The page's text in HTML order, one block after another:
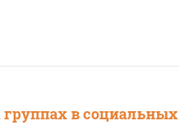
в социальных